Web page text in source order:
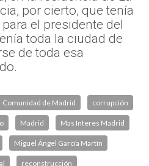
por cierto, que tenía
el presidente del
toda la ciudad de
de toda esa
Comunidad de Madrid corrupción
Madrid Mas Interes Madrid
Miguel Ángel García Martín
reconstrucción